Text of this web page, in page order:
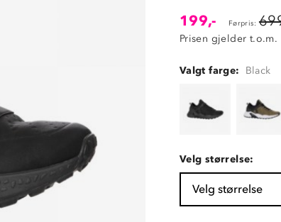
199,- Førpris:
Prisen gjelder
Valgt farge: Black
Velg størrelse:
Velg størrelse